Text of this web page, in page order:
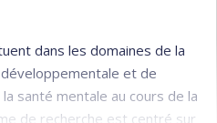
dans les domaines de la
et de
santé mentale au cours de la
de recherche est centré sur